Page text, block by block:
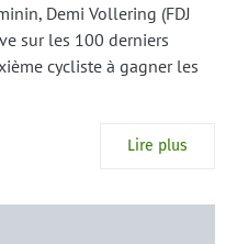
Demi Vollering (FDJ
sur les 100 derniers
cycliste à gagner les
Lire plus